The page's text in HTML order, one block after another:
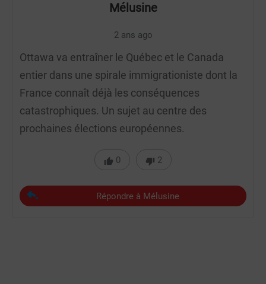
Mélusine
2 ans ago
Ottawa va entraîner le Québec et le Canada
entier dans une spirale immigrationiste dont la
France connaît déjà les conséquences
catastrophiques. Un sujet au centre des
prochaines élections européennes.
0 2
Répondre à Mélusine